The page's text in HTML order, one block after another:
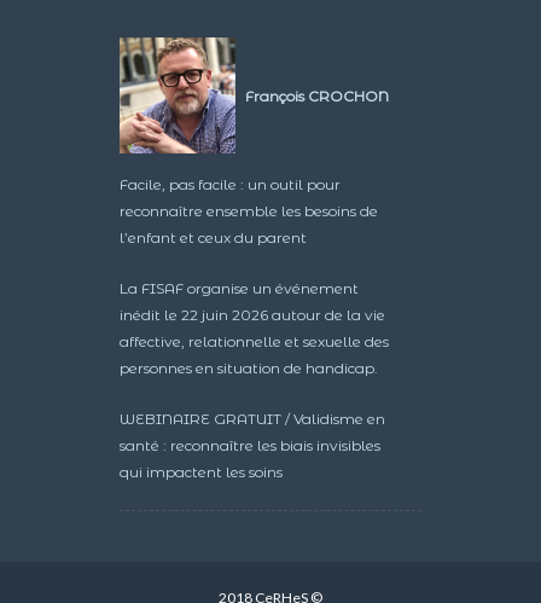
François CROCHON
Facile, pas facile : un outil pour
reconnaître ensemble les besoins de
l’enfant et ceux du parent
La FISAF organise un événement
inédit le 22 juin 2026 autour de la vie
affective, relationnelle et sexuelle des
personnes en situation de handicap.
WEBINAIRE GRATUIT / Validisme en
santé : reconnaître les biais invisibles
qui impactent les soins
2018 CeRHeS ©